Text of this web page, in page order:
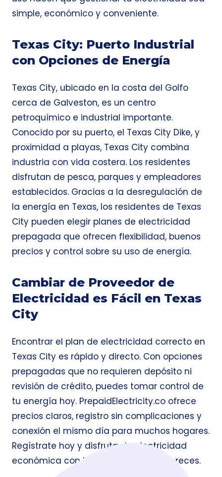
simple, económico y conveniente.
Texas City: Puerto Industrial
con Opciones de Energía
Texas City, ubicado en la costa del Golfo
cerca de Galveston, es un centro
petroquímico e industrial importante.
Conocido por su puerto, el Texas City Dike, y
proximidad a playas, Texas City combina
industria con vida costera. Los residentes
disfrutan de pesca, parques y empleadores
establecidos. Gracias a la desregulación de
la energía en Texas, los residentes de Texas
City pueden elegir planes de electricidad
prepagada que ofrecen flexibilidad, buenos
precios y control sobre su uso de energía.
Cambiar de Proveedor de
Electricidad es Fácil en Texas
City
Encontrar el plan de electricidad correcto en
Texas City es rápido y directo. Con opciones
prepagadas que no requieren depósito ni
revisión de crédito, puedes tomar control de
tu energía hoy. PrepaidElectricity.co ofrece
precios claros, registro sin complicaciones y
conexión el mismo día para muchos hogares.
Regístrate hoy y disfruta de electricidad
económica con la flexibilidad que mereces.